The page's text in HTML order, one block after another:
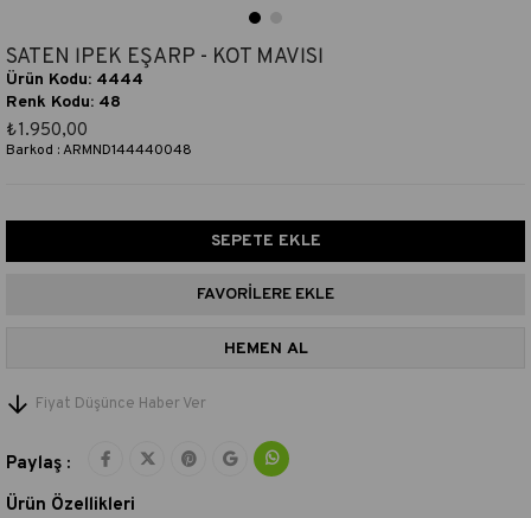
SATEN İPEK EŞARP - KOT MAVİSİ
Ürün Kodu: 4444
Renk Kodu: 48
₺1.950,00
Barkod :ARMND144440048
FAVORILERE EKLE
Fiyat Düşünce Haber Ver
Paylaş :
Ürün Özellikleri